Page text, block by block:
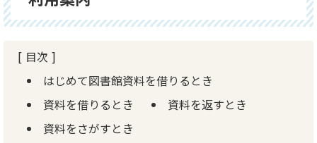
目次
はじめて図書館資料を借りるとき
資料を借りるとき
資料を返すとき
資料をさがすとき